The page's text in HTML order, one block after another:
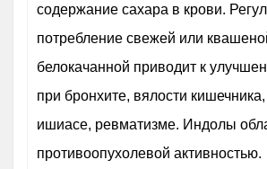
содержание сахара в крови.
потребление свежей или
белокачанной приводит к
при бронхите, вялости
ишиасе, ревматизме. Индолы
противоопухолевой активностью.